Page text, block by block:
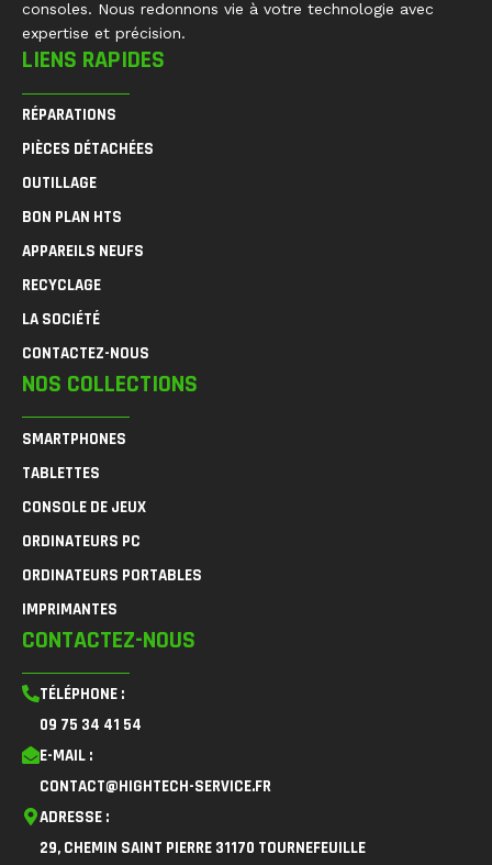
consoles. Nous redonnons vie à votre technologie avec
expertise et précision.
LIENS RAPIDES
RÉPARATIONS
PIÈCES DÉTACHÉES
OUTILLAGE
BON PLAN HTS
APPAREILS NEUFS
RECYCLAGE
LA SOCIÉTÉ
CONTACTEZ-NOUS
NOS COLLECTIONS
SMARTPHONES
TABLETTES
CONSOLE DE JEUX
ORDINATEURS PC
ORDINATEURS PORTABLES
IMPRIMANTES
CONTACTEZ-NOUS
TÉLÉPHONE :
09 75 34 41 54
E-MAIL :
CONTACT@HIGHTECH-SERVICE.FR
ADRESSE :
29, CHEMIN SAINT PIERRE 31170 TOURNEFEUILLE